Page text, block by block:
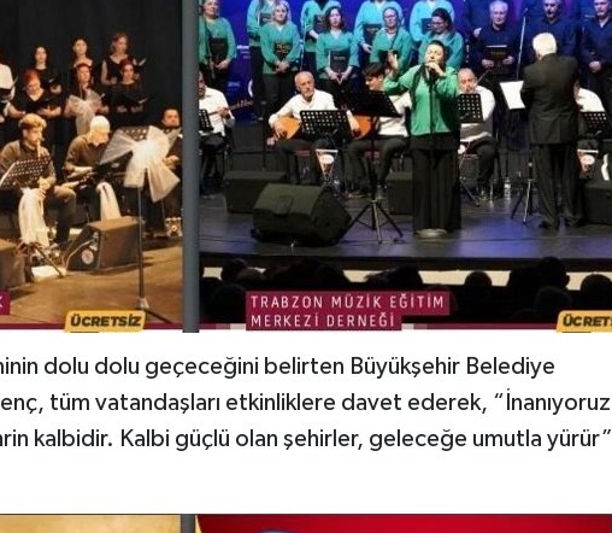
dolu dolu geçeceğini belirten Büyükşehir Belediye
tüm vatandaşları etkinliklere davet ederek, “İnanıyoruz
kalbidir. Kalbi güçlü olan şehirler, geleceğe umutla yürür”